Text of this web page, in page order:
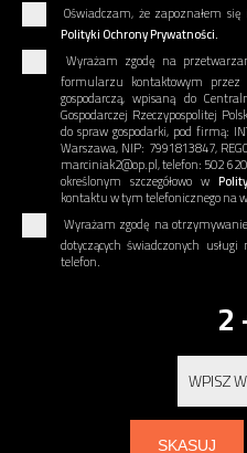
Oświadczam, że zapoznałem
Polityki Ochrony Prywatności.
Wyrażam zgodę na
formularzu kontaktowym przez
gospodarczą, wpisaną do
Gospodarczej Rzeczypospolitej
do spraw gospodarki, pod firmą:
Warszawa, NIP: 7991813847,
marciniak2@op.pl, telefon: 502
określonym szczegółowo w
kontaktu w tym telefonicznego na
Wyrażam zgodę na
dotyczących świadczonych
telefon.
2